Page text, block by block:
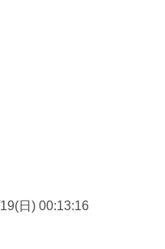
日) 00:13:16